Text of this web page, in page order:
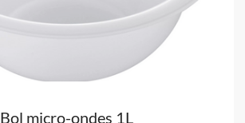
Bol micro-ondes 1L